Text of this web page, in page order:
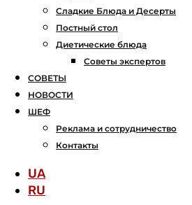
Сладкие Блюда и Десерты
Постный стол
Диетические блюда
Советы экспертов
СОВЕТЫ
НОВОСТИ
ШЕФ
Реклама и сотрудничество
Контакты
UA
RU